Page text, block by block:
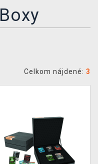
Celkom nájdené: 3